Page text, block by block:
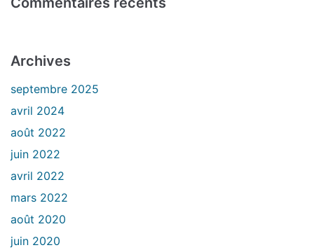
Archives
septembre 2025
avril 2024
août 2022
juin 2022
avril 2022
mars 2022
août 2020
juin 2020